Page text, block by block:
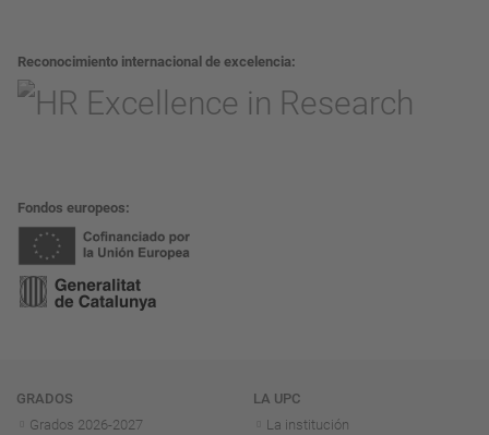
Reconocimiento internacional de excelencia
Fondos europeos
Navegación
GRADOS
Grados 2026-2027
LA UPC
La institución